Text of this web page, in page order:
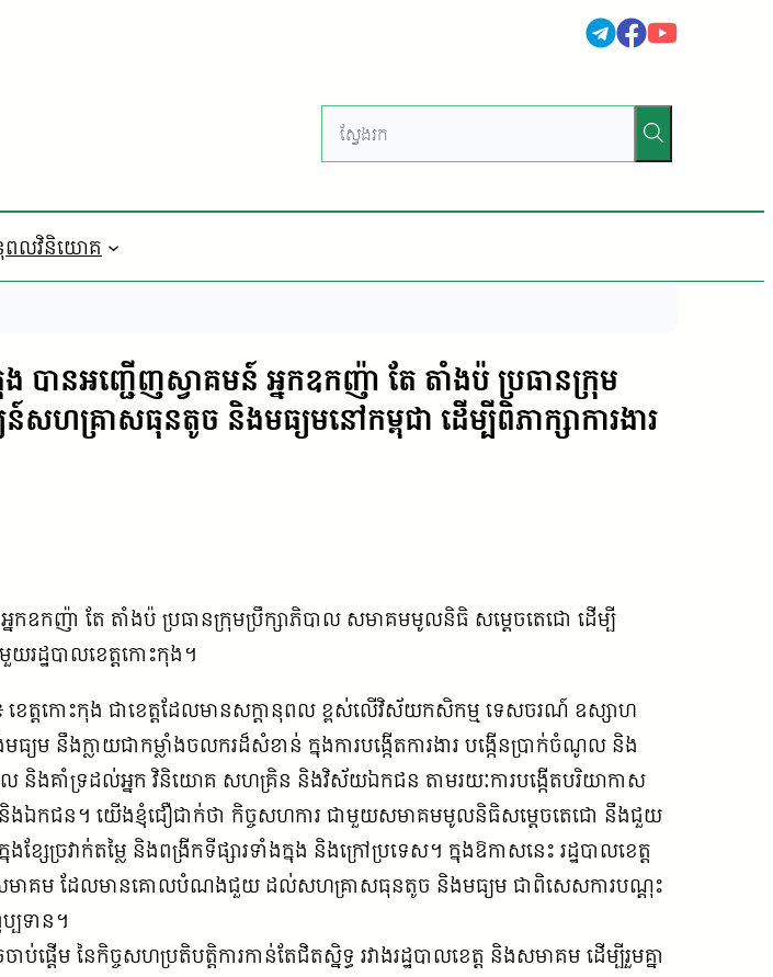
ពលវិនិយោគ
នអញ្ជើញស្វាគមន៍ អ្នកឧកញ៉ា តែ តាំងប៉ ប្រធានក្រុម
ហគ្រាសធុនតូច និងមធ្យមនៅកម្ពុជា ដើម្បីពិភាក្សាការងារ
ឧកញ៉ា តែ តាំងប៉ ប្រធានក្រុមប្រឹក្សាភិបាល សមាគមមូលនិធិ សម្តេចតេជោ ដើម្បី
រដ្ឋបាលខេត្តកោះកុង។
ខេត្តកោះកុង ជាខេត្តដែលមានសក្តានុពល ខ្ពស់លើវិស័យកសិកម្ម ទេសចរណ៍ ឧស្សាហ
ធ្យម នឹងក្លាយជាកម្លាំងចលករដ៏សំខាន់ ក្នុងការបង្កើតការងារ បង្កើនប្រាក់ចំណូល និង
ល និងគាំទ្រដល់អ្នក វិនិយោគ សហគ្រិន និងវិស័យឯកជន តាមរយៈការបង្កើតបរិយាកាស
និងឯកជន។ យើងខ្ញុំជឿជាក់ថា កិច្ចសហការ ជាមួយសមាគមមូលនិធិសម្តេចតេជោ នឹងជួយ
ែច្រវាក់តម្លៃ និងពង្រីកទីផ្សារទាំងក្នុង និងក្រៅប្រទេស។ ក្នុងឱកាសនេះ រដ្ឋបាលខេត្ត
សមាគម ដែលមានគោលបំណងជួយ ដល់សហគ្រាសធុនតូច និងមធ្យម ជាពិសេសការបណ្តុះ
បទាន។
ើម នៃកិច្ចសហប្រតិបត្តិការកាន់តែជិតស្និទ្ធ រវាងរដ្ឋបាលខេត្ត និងសមាគម ដើម្បីរួមគ្នា